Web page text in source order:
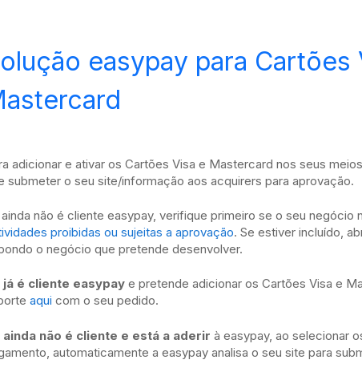
easypay para Cartões
adicionar e ativar os Cartões Visa e Mastercard nos seus
submeter o seu site/informação aos acquirers para aprovação.
não é cliente easypay, verifique primeiro se o seu negócio
proibidas ou sujeitas a aprovação. Se estiver incluído,
o negócio que pretende desenvolver.
já é cliente easypay e pretende adicionar os Cartões Visa e
aqui com o seu pedido.
ainda não é cliente e está a aderir à easypay, ao selecionar
automaticamente a easypay analisa o seu site para